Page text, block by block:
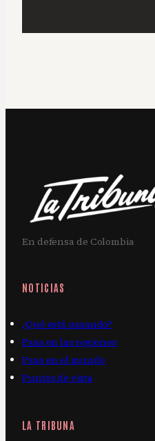
En defensa de Colombia
NOTICIAS
¿Qué está pasando?
Pasa en las regiones
Pasa en el mundo
Puntos de vista
LA TRIBUNA